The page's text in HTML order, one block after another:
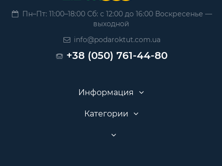
Пн–Пт: 11:00–18:00 Сб: с 12:00 до 16:00 Воскресенье —
выходной
info@podaroktut.com.ua
+38 (050) 761-44-80
Информация
Категории